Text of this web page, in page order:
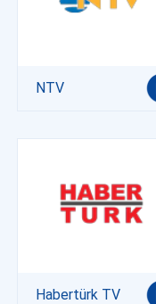
NTV
Habertürk TV